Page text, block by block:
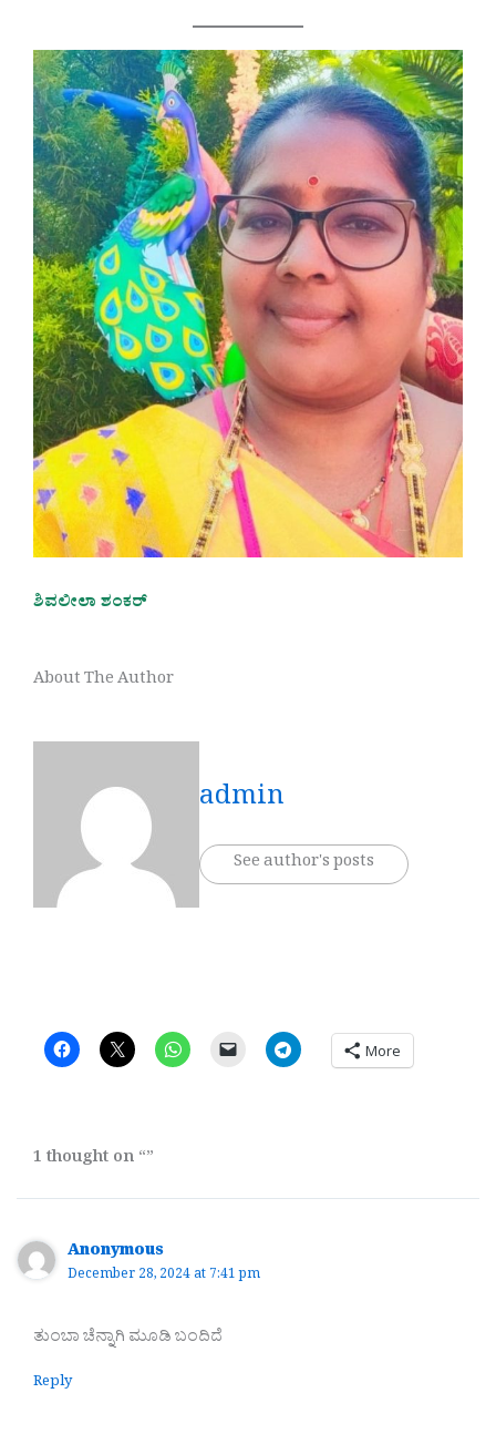
ಶಿವಲೀಲಾ ಶಂಕರ್
About The Author
admin
See author's posts
More
1 thought on “”
Anonymous
December 28, 2024 at 7:41 pm
ತುಂಬಾ ಚೆನ್ನಾಗಿ ಮೂಡಿ ಬಂದಿದೆ
Reply